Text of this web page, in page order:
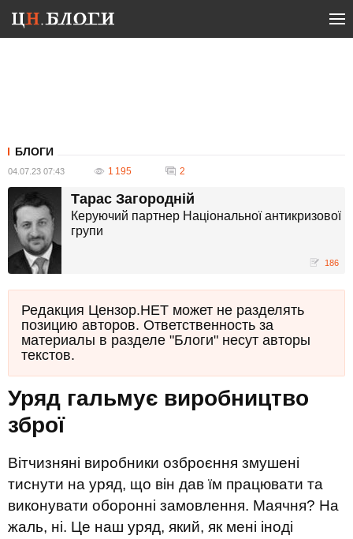
БЛОГИ
04.07.23 07:43 1 195 2
Тарас Загородній
Керуючий партнер Національної антикризової
групи
186
Редакция Цензор.НЕТ может не разделять
позицию авторов. Ответственность за
материалы в разделе "Блоги" несут авторы
текстов.
Уряд гальмує виробництво
зброї
Вітчизняні виробники озброєння змушені
тиснути на уряд, що він дав їм працювати та
виконувати оборонні замовлення. Маячня? На
жаль, ні. Це наш уряд, який, як мені іноді